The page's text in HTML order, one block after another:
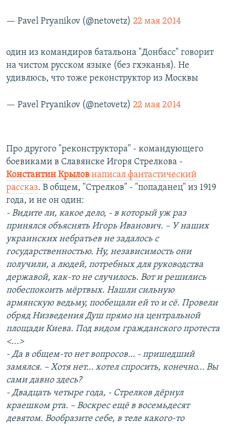
— Pavel Pryanikov (@netovetz) 22 мая 2014
один из командиров батальона "Донбасс" говорит
на чистом русском языке (без гхэканья). Не
удивлюсь, что тоже реконструктор из Москвы
— Pavel Pryanikov (@netovetz) 22 мая 2014
Про другого "реконструктора" - командующего
боевиками в Славянске Игоря Стрелкова -
Константин Крылов написал фантастический
рассказ. В общем, "Стрелков" - "попаданец" из 1919
года, и не он один:
- Видите ли, какое дело, - в который уж раз
принялся объяснять Игорь Иванович. – У наших
украинских небратьев не задалось с
государственностью. Ну, независимость они
получили, а людей, потребных для руководства
державой, как-то не случилось. Вот и решились
побеспокоить мёртвых. Нашли сильную
армянскую ведьму, пообещали ей то и сё. Провели
обряд Низведения Душ прямо на центральной
площади Киева. Под видом гражданского протеста
<...>
- Да в общем-то нет вопросов… - пришедший
замялся. – Хотя нет… хотел спросить, конечно… Вы
сами давно здесь?
- Двадцать четыре года, - Стрелков дёрнул
краешком рта. – Воскрес ещё в восемьдесят
девятом. Вообразите себе, в теле какого-то